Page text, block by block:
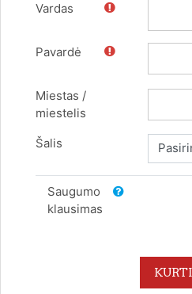
Vardas
Pavardė
Miestas /
miestelis
Šalis
Saugumo
klausimas